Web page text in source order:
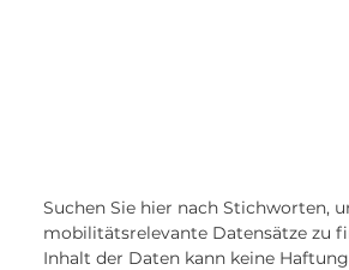
Suchen Sie hier nach Stichworten,
mobilitätsrelevante Datensätze zu
Inhalt der Daten kann keine